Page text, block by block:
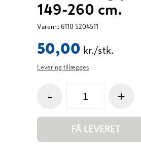
149-260 cm.
Varenr.: 6110 5204511
50,00 kr./stk.
Levering tillægges
- +
FÅ LEVERET